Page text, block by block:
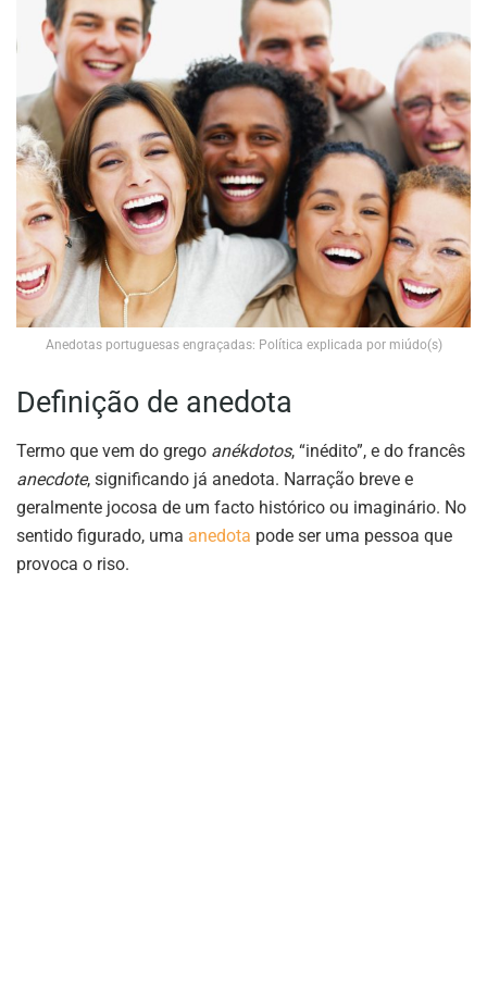
Anedotas portuguesas engraçadas: Política explicada por miúdo(s)
Definição de anedota
Termo que vem do grego anékdotos, “inédito”, e do francês
anecdote, significando já anedota. Narração breve e
geralmente jocosa de um facto histórico ou imaginário. No
sentido figurado, uma anedota pode ser uma pessoa que
provoca o riso.